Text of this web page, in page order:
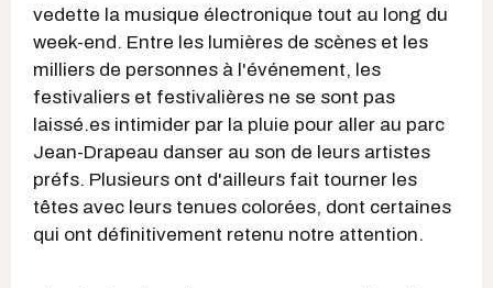
vedette la musique électronique tout au long du
week-end. Entre les lumières de scènes et les
milliers de personnes à l'événement, les
festivaliers et festivalières ne se sont pas
laissé.es intimider par la pluie pour aller au parc
Jean-Drapeau danser au son de leurs artistes
préfs. Plusieurs ont d'ailleurs fait tourner les
têtes avec leurs tenues colorées, dont certaines
qui ont définitivement retenu notre attention.